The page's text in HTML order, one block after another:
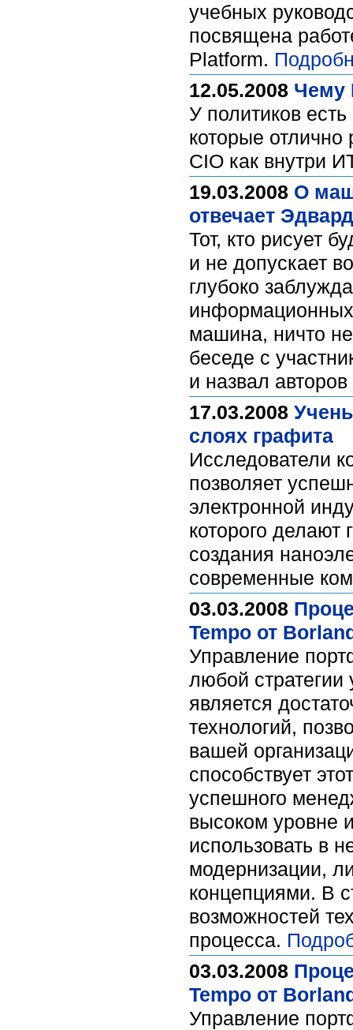
учебных
посвящена
Platform.
12.05.2008 Чему
У политиков
которые
CIO как внутри
19.03.2008 О
отвечает
Тот, кто рисует
и не допускает
глубоко
информационных
машина, ничто
беседе с
и назвал
17.03.2008
слоях графита
Исследователи
позволяет
электронной
которого
создания
современные
03.03.2008
Tempo от
Управление
любой стратегии
является
технологий,
вашей
способствует
успешного
высоком уровне
использовать в
модернизации,
концепциями. В
возможностей
процесса.
03.03.2008
Tempo от
Управление